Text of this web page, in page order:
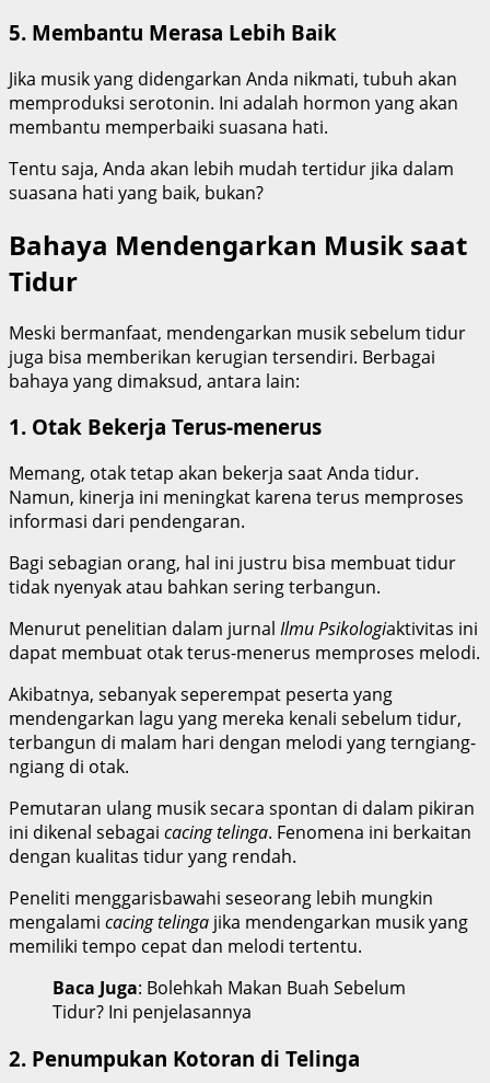
5. Membantu Merasa Lebih Baik
Jika musik yang didengarkan Anda nikmati, tubuh akan
memproduksi serotonin. Ini adalah hormon yang akan
membantu memperbaiki suasana hati.
Tentu saja, Anda akan lebih mudah tertidur jika dalam
suasana hati yang baik, bukan?
Bahaya Mendengarkan Musik saat
Tidur
Meski bermanfaat, mendengarkan musik sebelum tidur
juga bisa memberikan kerugian tersendiri. Berbagai
bahaya yang dimaksud, antara lain:
1. Otak Bekerja Terus-menerus
Memang, otak tetap akan bekerja saat Anda tidur.
Namun, kinerja ini meningkat karena terus memproses
informasi dari pendengaran.
Bagi sebagian orang, hal ini justru bisa membuat tidur
tidak nyenyak atau bahkan sering terbangun.
Menurut penelitian dalam jurnal Ilmu Psikologiaktivitas ini
dapat membuat otak terus-menerus memproses melodi.
Akibatnya, sebanyak seperempat peserta yang
mendengarkan lagu yang mereka kenali sebelum tidur,
terbangun di malam hari dengan melodi yang terngiang-
ngiang di otak.
Pemutaran ulang musik secara spontan di dalam pikiran
ini dikenal sebagai cacing telinga. Fenomena ini berkaitan
dengan kualitas tidur yang rendah.
Peneliti menggarisbawahi seseorang lebih mungkin
mengalami cacing telinga jika mendengarkan musik yang
memiliki tempo cepat dan melodi tertentu.
Baca Juga: Bolehkah Makan Buah Sebelum
Tidur? Ini penjelasannya
2. Penumpukan Kotoran di Telinga